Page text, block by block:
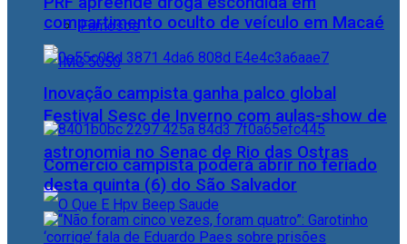
Famosos
Festival Sesc de Inverno com aulas-show de
astronomia no Senac de Rio das Ostras
compartimento oculto de veículo em Macaé
Inovação campista ganha palco global
Comércio campista poderá abrir no feriado
desta quinta (6) do São Salvador